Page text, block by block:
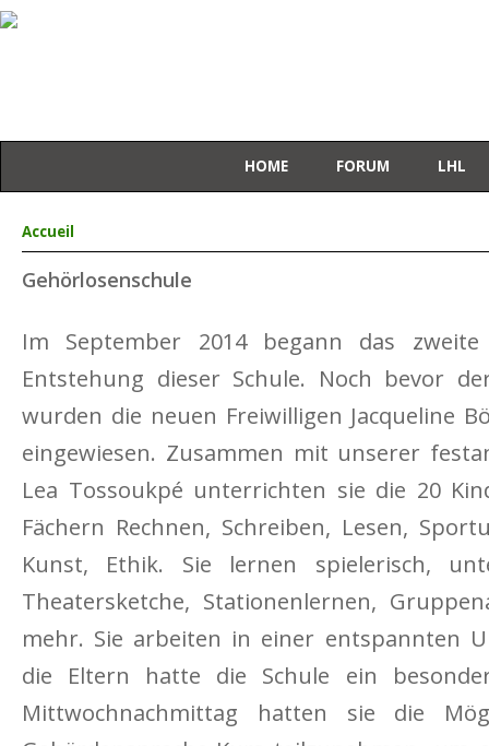
HOME FORUM LHL
Vous êtes ici
Accueil
Gehörlosenschule
Im September 2014 begann das
Entstehung dieser Schule. Noch bevor
wurden die neuen Frei­willigen Jacqueline
ein­gewiesen. Zusammen mit unserer
Lea Tossoukpé unterrichten sie die 20
Fächern Rech­nen, Schreiben, Lesen,
Kunst, Ethik. Sie lernen spielerisch,
Theatersketche, Statio­nenlernen,
mehr. Sie arbeiten in einer entspannten
die Eltern hatte die Schule ein
Mittwochnachmittag hatten sie die